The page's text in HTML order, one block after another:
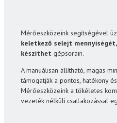
Mérőeszközeink segítségével
keletkező selejt
készíthet gépsorain.
A manuálisan állítható, magas
támogatják a pontos, hatékony
Mérőeszközeink a tökéletes
vezeték nélküli csatlakozással